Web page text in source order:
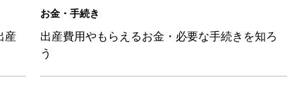
み、男女別の実例も [赤ちゃんの名づけ・命名]
み、男女別の実例も [赤ちゃんの名づけ・命名]